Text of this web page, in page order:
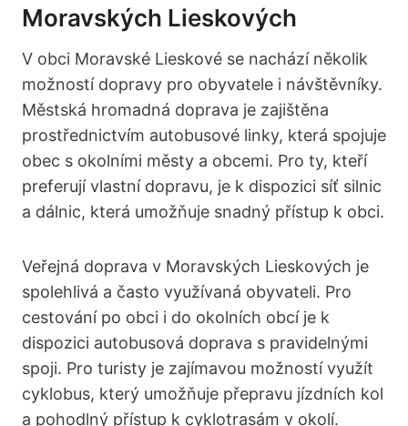
Moravských Lieskových
V obci Moravské Lieskové se nachází několik
možností dopravy pro obyvatele i návštěvníky.
Městská hromadná doprava je zajištěna
prostřednictvím autobusové linky, která spojuje
obec s okolními městy a obcemi. Pro ty, kteří
preferují vlastní dopravu, je k dispozici síť silnic
a dálnic, která umožňuje snadný přístup k obci.
Veřejná doprava v Moravských Lieskových je
spolehlivá a často využívaná obyvateli. Pro
cestování po obci i do okolních obcí je k
dispozici autobusová doprava s pravidelnými
spoji. Pro turisty je zajímavou možností využít
cyklobus, který umožňuje přepravu jízdních kol
a pohodlný přístup k cyklotrasám v okolí.